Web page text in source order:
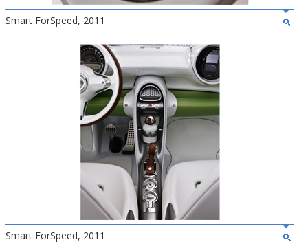
Smart ForSpeed, 2011
Smart ForSpeed, 2011